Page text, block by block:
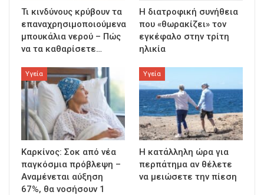
Τι κινδύνους κρύβουν τα
επαναχρησιμοποιούμενα
μπουκάλια νερού – Πώς
να τα καθαρίσετε…
Η διατροφική συνήθεια
που «θωρακίζει» τον
εγκέφαλο στην τρίτη
ηλικία
Υγεία
Καρκίνος: Σοκ από νέα
παγκόσμια πρόβλεψη –
Αναμένεται αύξηση
67%, θα νοσήσουν 1
Υγεία
Η κατάλληλη ώρα για
περπάτημα αν θέλετε
να μειώσετε την πίεση